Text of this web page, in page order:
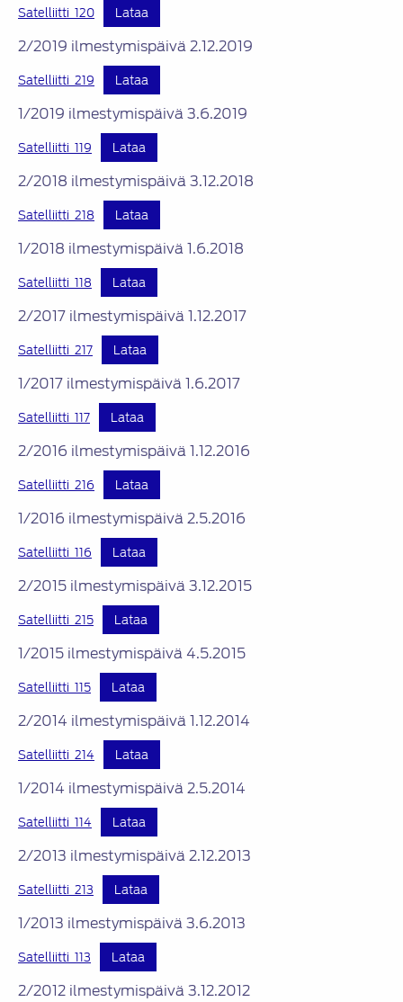
Satelliitti_120 Lataa
2/2019 ilmestymispäivä 2.12.2019
Satelliitti_219 Lataa
1/2019 ilmestymispäivä 3.6.2019
Satelliitti_119 Lataa
2/2018 ilmestymispäivä 3.12.2018
Satelliitti_218 Lataa
1/2018 ilmestymispäivä 1.6.2018
Satelliitti_118 Lataa
2/2017 ilmestymispäivä 1.12.2017
Satelliitti_217 Lataa
1/2017 ilmestymispäivä 1.6.2017
Satelliitti_117 Lataa
2/2016 ilmestymispäivä 1.12.2016
Satelliitti_216 Lataa
1/2016 ilmestymispäivä 2.5.2016
Satelliitti_116 Lataa
2/2015 ilmestymispäivä 3.12.2015
Satelliitti_215 Lataa
1/2015 ilmestymispäivä 4.5.2015
Satelliitti_115 Lataa
2/2014 ilmestymispäivä 1.12.2014
Satelliitti_214 Lataa
1/2014 ilmestymispäivä 2.5.2014
Satelliitti_114 Lataa
2/2013 ilmestymispäivä 2.12.2013
Satelliitti_213 Lataa
1/2013 ilmestymispäivä 3.6.2013
Satelliitti_113 Lataa
2/2012 ilmestymispäivä 3.12.2012